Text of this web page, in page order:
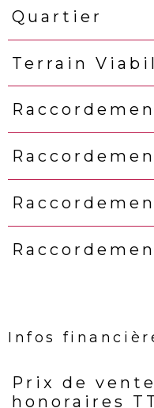
Quartier
Terrain
Infos
Caractéristiques
Prix de vente
honoraires